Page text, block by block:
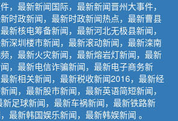
，最新新闻国际，最新新闻晋州大事件，
时政新闻，最新时政新闻热点，最新曹县
新核电筹备新闻，最新河北无极县新闻，
深圳楼市新闻，最新滚动新闻，最新滦南
，最新火灾新闻，最新熔岩灯新闻，最新
，最新电信诈骗新闻，最新电子商务新
新相关新闻，最新税收新闻2016，最新经
闻，最新股市新闻，最新英语简短新闻，
足球新闻，最新车祸新闻，最新铁路新
最新韩国娱乐新闻，最新韩娱新闻 。